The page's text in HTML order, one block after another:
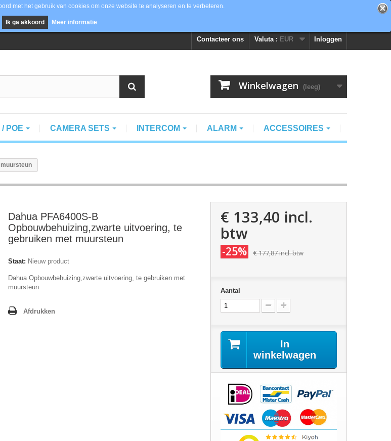
Inloggen
Valuta : EUR
Contacteer ons
Winkelwagen (leeg)
met het gebruik van cookies om onze website te analyseren en te verbeteren.
Ik ga akkoord Meer informatie
/ POE CAMERA SETS INTERCOM ALARM ACCESSOIRES
muursteun
Dahua PFA6400S-B
Opbouwbehuizing,zwarte uitvoering, te
gebruiken met muursteun
Staat: Nieuw product
Dahua Opbouwbehuizing,zwarte uitvoering, te gebruiken met
muursteun
Afdrukken
€ 133,40 incl.
btw
-25% € 177,87incl. btw
Aantal
In
winkelwagen